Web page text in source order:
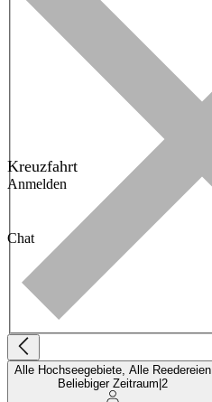
Kreuzfahrt
Anmelden
Chat
Alle Hochseegebiete, Alle Reedereien
Beliebiger Zeitraum 2